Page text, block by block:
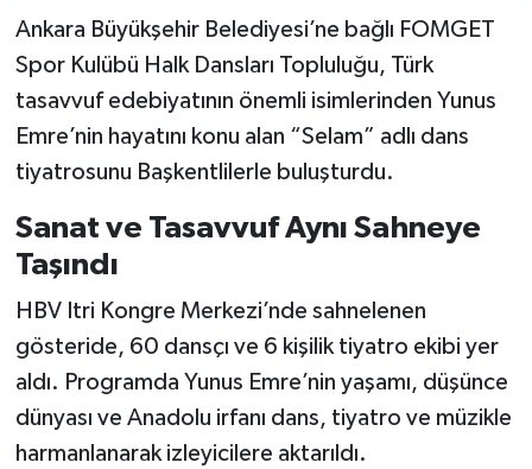
Ankara Büyükşehir Belediyesi’ne bağlı FOMGET
Spor Kulübü Halk Dansları Topluluğu, Türk
tasavvuf edebiyatının önemli isimlerinden Yunus
Emre’nin hayatını konu alan “Selam” adlı dans
tiyatrosunu Başkentlilerle buluşturdu.
Sanat ve Tasavvuf Aynı Sahneye
Taşındı
HBV Itri Kongre Merkezi’nde sahnelenen
gösteride, 60 dansçı ve 6 kişilik tiyatro ekibi yer
aldı. Programda Yunus Emre’nin yaşamı, düşünce
dünyası ve Anadolu irfanı dans, tiyatro ve müzikle
harmanlanarak izleyicilere aktarıldı.
Sonsöz Özel
Spor
Vasıta